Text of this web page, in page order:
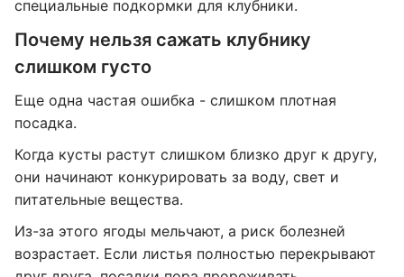
специальные подкормки для клубники.
Почему нельзя сажать клубнику
слишком густо
Еще одна частая ошибка - слишком плотная
посадка.
Когда кусты растут слишком близко друг к другу,
они начинают конкурировать за воду, свет и
питательные вещества.
Из-за этого ягоды мельчают, а риск болезней
возрастает. Если листья полностью перекрывают